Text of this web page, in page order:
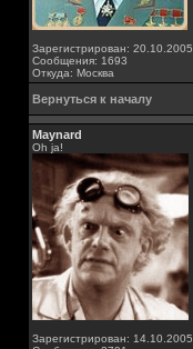
Зарегистрирован: 20.10.2005
Сообщения: 1693
Откуда: Москва
Вернуться к началу
Maynard
Oh ja!
Зарегистрирован: 14.10.2005